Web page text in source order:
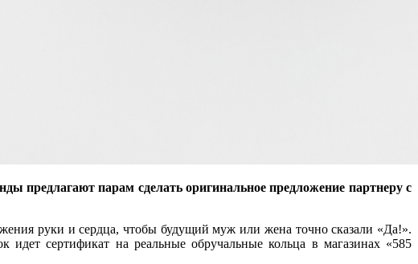
предлагают парам сделать оригинальное предложение партнеру с
руки и сердца, чтобы будущий муж или жена точно сказали «Да!».
сертификат на реальные обручальные кольца в магазинах «585